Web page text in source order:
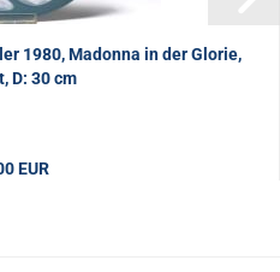
1980, Madonna in der Glorie,
D: 30 cm
EUR